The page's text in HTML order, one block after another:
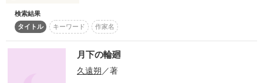
魔物の討伐でしばらく旅に出ると告げるルドルフに、帰ってく
るまでに新作のアイシングクッキーを作っておくと約束を交わ
すロレッタ。
ところが魔法薬の納品に冒険者ギルドを訪れたロレッタは、ル
ドルフに関するある噂を耳にしてしまう。──どうやらルドルフ
ローグの帰りを待つ前に旅立ちを決めてしまったジル。
その道中で、何者かによる襲撃を受け、友人が攫われてしまっ
た。
襲ってきた彼らはいったい何者なのか。
検索結果
タイトル
キーワード 作家名
月下の輪廻
久遠朔 ／著